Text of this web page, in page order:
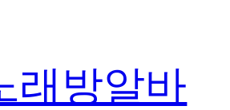
래방알바